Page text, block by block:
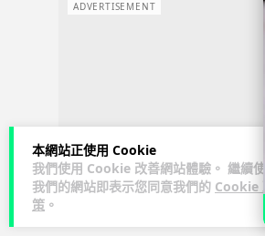
本網站正使用 Cookie
我們使用 Cookie 改善網站體驗。 繼續
我們的網站即表示您同意我們的 Cookie
策 。
ADVERTISEMENT